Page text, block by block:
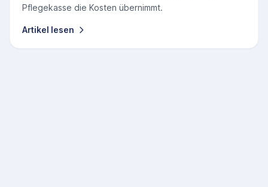
Pflegekasse die Kosten übernimmt.
Artikel lesen